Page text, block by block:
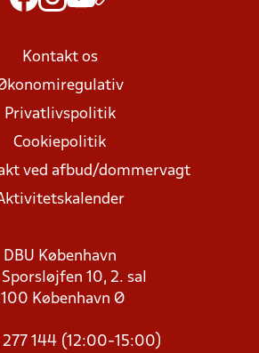
Kontakt os
Privatlivspolitik
Cookiepolitik
ved afbud/dommervagt
DBU København
Sporsløjfen 10, 2. sal
København Ø
277 144 (12:00-15:00)